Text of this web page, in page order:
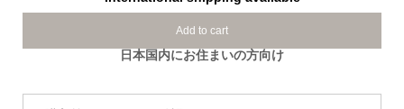
Add to cart
日本国内にお住まいの方向け